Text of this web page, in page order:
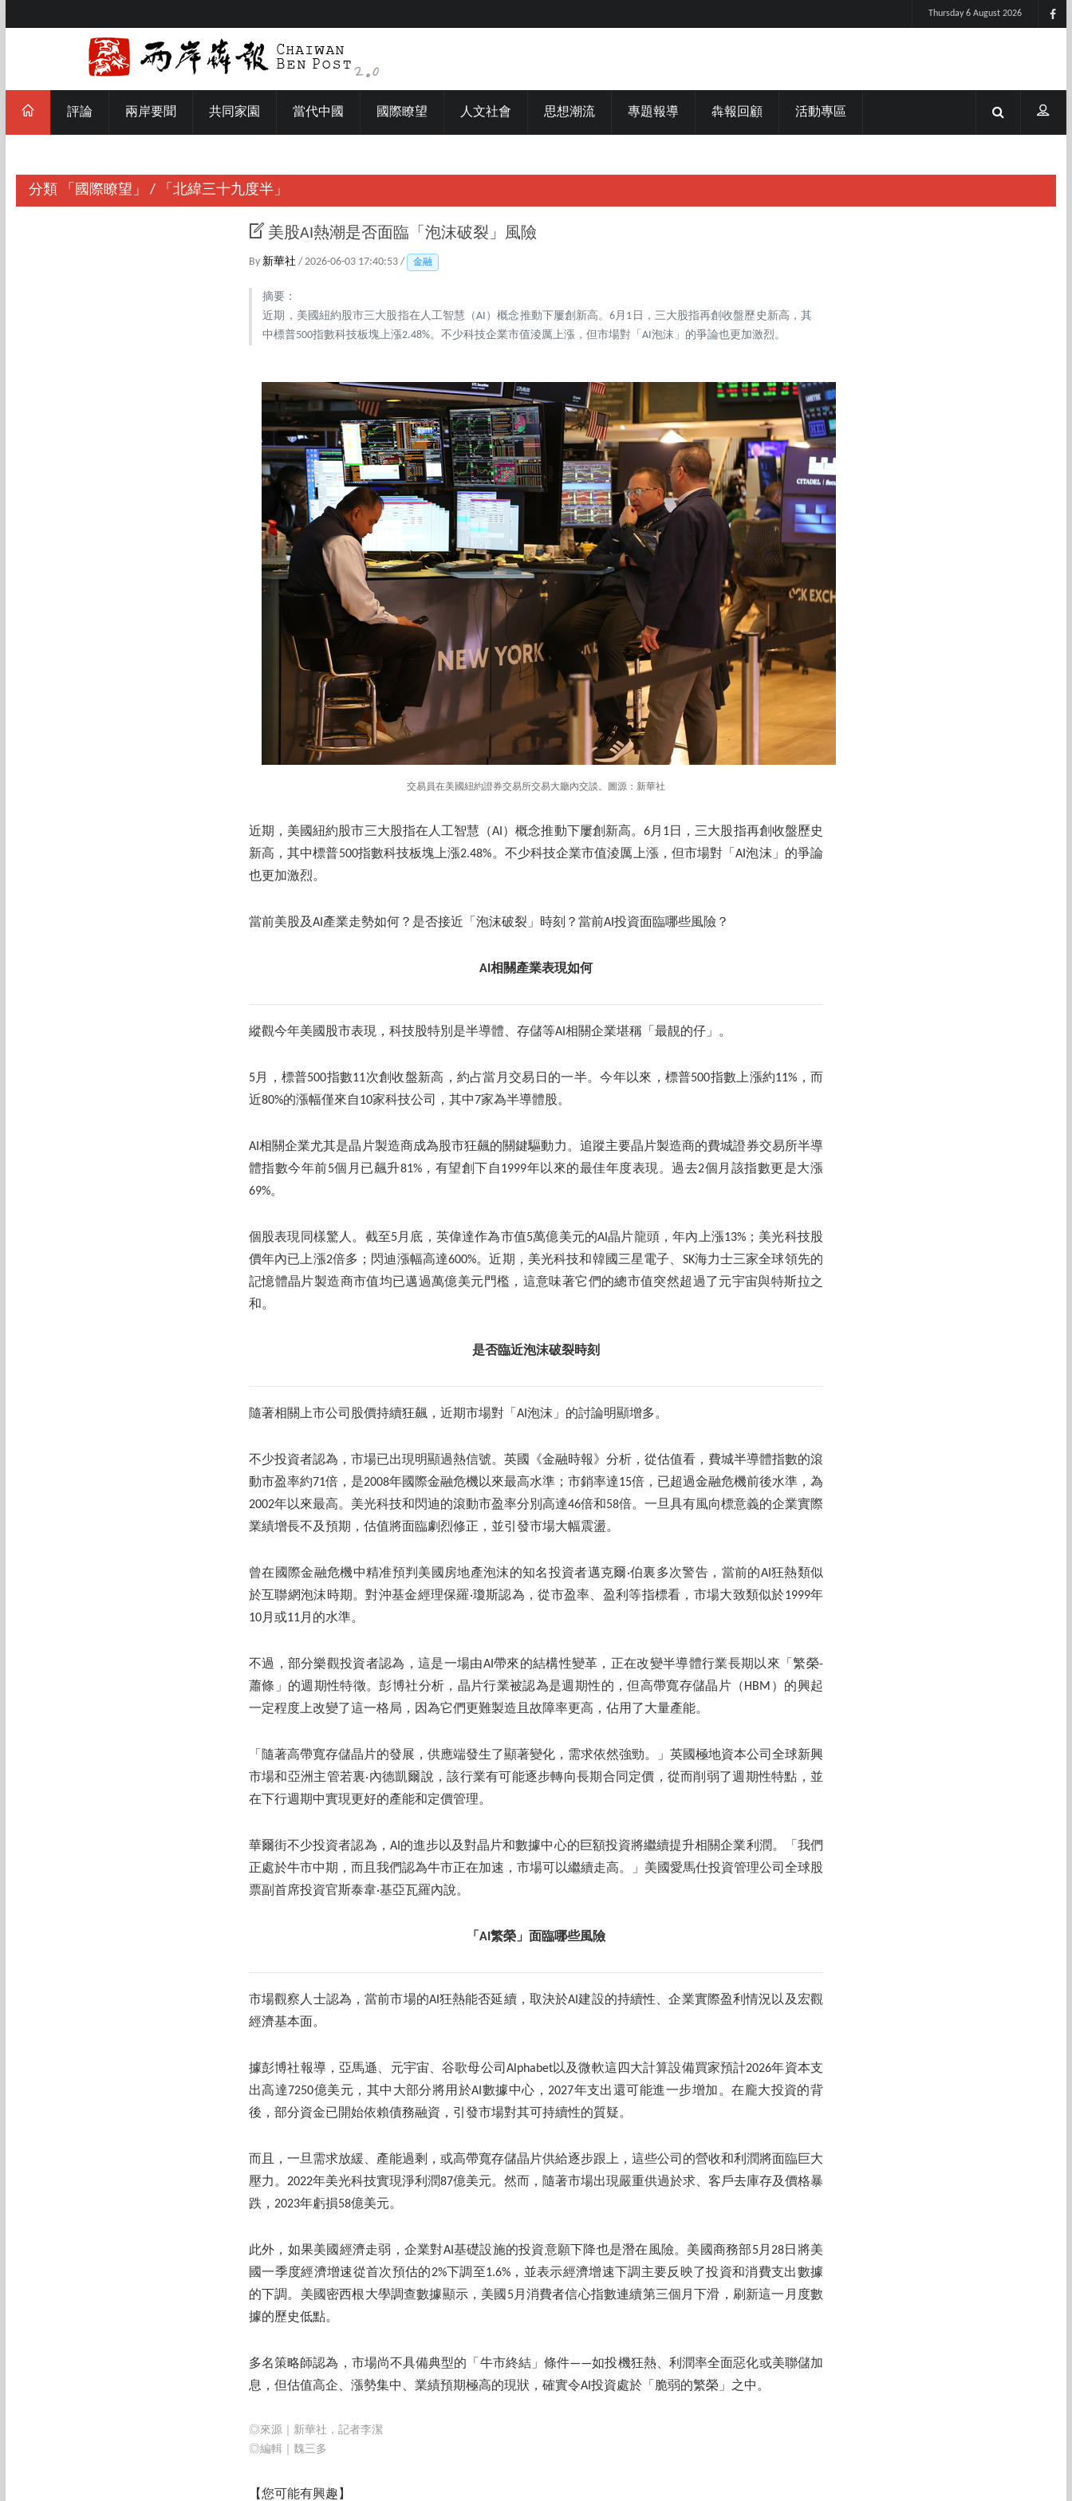
Thursday 6 August 2026
評論 兩岸要聞 共同家園 當代中國 國際瞭望 人文社會 思想潮流 專題報導 犇報回顧 活動專區
分類 「國際瞭望」 / 「北緯三十九度半」
美股AI熱潮是否面臨「泡沫破裂」風險
By 新華社 / 2026-06-03 17:40:53 / 金融
摘要：
近期，美國紐約股市三大股指在人工智慧（AI）概念推動下屢創新高。6月1日，三大股指再創收盤歷史新高，其
中標普500指數科技板塊上漲2.48%。不少科技企業市值淩厲上漲，但市場對「AI泡沫」的爭論也更加激烈。
交易員在美國紐約證券交易所交易大廳內交談。圖源：新華社
近期，美國紐約股市三大股指在人工智慧（AI）概念推動下屢創新高。6月1日，三大股指再創收盤歷史
新高，其中標普500指數科技板塊上漲2.48%。不少科技企業市值淩厲上漲，但市場對「AI泡沫」的爭論
也更加激烈。
當前美股及AI產業走勢如何？是否接近「泡沫破裂」時刻？當前AI投資面臨哪些風險？
AI相關產業表現如何
縱觀今年美國股市表現，科技股特別是半導體、存儲等AI相關企業堪稱「最靚的仔」。
5月，標普500指數11次創收盤新高，約占當月交易日的一半。今年以來，標普500指數上漲約11%，而
近80%的漲幅僅來自10家科技公司，其中7家為半導體股。
AI相關企業尤其是晶片製造商成為股市狂飆的關鍵驅動力。追蹤主要晶片製造商的費城證券交易所半導
體指數今年前5個月已飆升81%，有望創下自1999年以來的最佳年度表現。過去2個月該指數更是大漲
69%。
個股表現同樣驚人。截至5月底，英偉達作為市值5萬億美元的AI晶片龍頭，年內上漲13%；美光科技股
價年內已上漲2倍多；閃迪漲幅高達600%。近期，美光科技和韓國三星電子、SK海力士三家全球領先的
記憶體晶片製造商市值均已邁過萬億美元門檻，這意味著它們的總市值突然超過了元宇宙與特斯拉之
和。
是否臨近泡沫破裂時刻
隨著相關上市公司股價持續狂飆，近期市場對「AI泡沫」的討論明顯增多。
不少投資者認為，市場已出現明顯過熱信號。英國《金融時報》分析，從估值看，費城半導體指數的滾
動市盈率約71倍，是2008年國際金融危機以來最高水準；市銷率達15倍，已超過金融危機前後水準，為
2002年以來最高。美光科技和閃迪的滾動市盈率分別高達46倍和58倍。一旦具有風向標意義的企業實際
業績增長不及預期，估值將面臨劇烈修正，並引發市場大幅震盪。
曾在國際金融危機中精准預判美國房地產泡沫的知名投資者邁克爾·伯裏多次警告，當前的AI狂熱類似
於互聯網泡沫時期。對沖基金經理保羅·瓊斯認為，從市盈率、盈利等指標看，市場大致類似於1999年
10月或11月的水準。
不過，部分樂觀投資者認為，這是一場由AI帶來的結構性變革，正在改變半導體行業長期以來「繁榮-
蕭條」的週期性特徵。彭博社分析，晶片行業被認為是週期性的，但高帶寬存儲晶片（HBM）的興起
一定程度上改變了這一格局，因為它們更難製造且故障率更高，佔用了大量產能。
「隨著高帶寬存儲晶片的發展，供應端發生了顯著變化，需求依然強勁。」英國極地資本公司全球新興
市場和亞洲主管若裏·內德凱爾說，該行業有可能逐步轉向長期合同定價，從而削弱了週期性特點，並
在下行週期中實現更好的產能和定價管理。
華爾街不少投資者認為，AI的進步以及對晶片和數據中心的巨額投資將繼續提升相關企業利潤。「我們
正處於牛市中期，而且我們認為牛市正在加速，市場可以繼續走高。」美國愛馬仕投資管理公司全球股
票副首席投資官斯泰韋·基亞瓦羅內說。
「AI繁榮」面臨哪些風險
市場觀察人士認為，當前市場的AI狂熱能否延續，取決於AI建設的持續性、企業實際盈利情況以及宏觀
經濟基本面。
據彭博社報導，亞馬遜、元宇宙、谷歌母公司Alphabet以及微軟這四大計算設備買家預計2026年資本支
出高達7250億美元，其中大部分將用於AI數據中心，2027年支出還可能進一步增加。在龐大投資的背
後，部分資金已開始依賴債務融資，引發市場對其可持續性的質疑。
而且，一旦需求放緩、產能過剩，或高帶寬存儲晶片供給逐步跟上，這些公司的營收和利潤將面臨巨大
壓力。2022年美光科技實現淨利潤87億美元。然而，隨著市場出現嚴重供過於求、客戶去庫存及價格暴
跌，2023年虧損58億美元。
此外，如果美國經濟走弱，企業對AI基礎設施的投資意願下降也是潛在風險。美國商務部5月28日將美
國一季度經濟增速從首次預估的2%下調至1.6%，並表示經濟增速下調主要反映了投資和消費支出數據
的下調。美國密西根大學調查數據顯示，美國5月消費者信心指數連續第三個月下滑，刷新這一月度數
據的歷史低點。
多名策略師認為，市場尚不具備典型的「牛市終結」條件——如投機狂熱、利潤率全面惡化或美聯儲加
息，但估值高企、漲勢集中、業績預期極高的現狀，確實令AI投資處於「脆弱的繁榮」之中。
◎來源｜新華社，記者李潔
◎編輯｜魏三多
【您可能有興趣】